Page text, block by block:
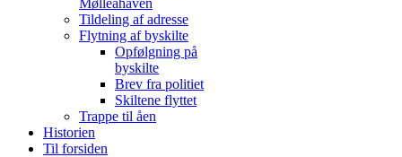
Tildeling af adresse
Flytning af byskilte
Opfølgning på
byskilte
Brev fra politiet
Skiltene flyttet
Trappe til åen
Historien
Til forsiden